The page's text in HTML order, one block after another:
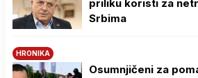
priliku koristi za
Srbima
HRONIKA
Osumnjičeni za